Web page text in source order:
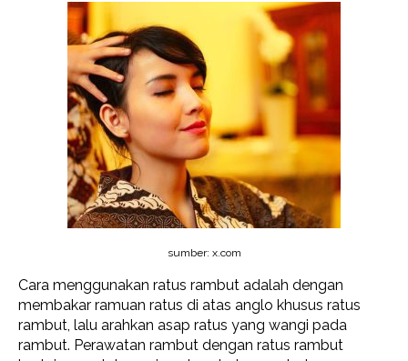
sumber: x.com
Cara menggunakan ratus rambut adalah dengan
membakar ramuan ratus di atas anglo khusus ratus
rambut, lalu arahkan asap ratus yang wangi pada
rambut. Perawatan rambut dengan ratus rambut